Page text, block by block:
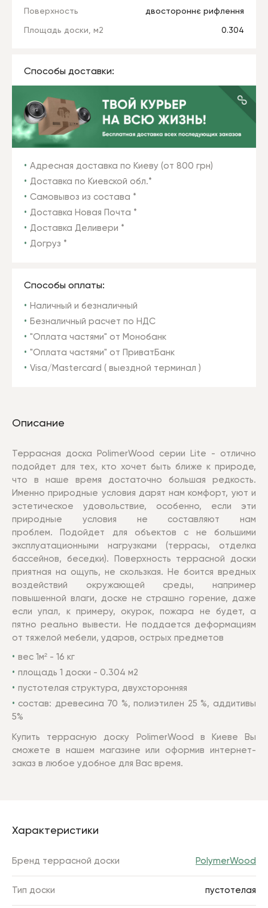
Поверхность двостороннє рифлення
Площадь доски, м2 0.304
Способы доставки:
Адресная доставка по Киеву (от 800 грн)
Доставка по Киевской обл.*
Самовывоз из состава *
Доставка Новая Почта *
Доставка Деливери *
Догруз *
Способы оплаты:
Наличный и безналичный
Безналичный расчет по НДС
"Оплата частями" от Монобанк
"Оплата частями" от ПриватБанк
Visa/Mastercard ( выездной терминал )
Описание
Террасная доска PolimerWood серии Lite - отлично
подойдет для тех, кто хочет быть ближе к природе,
что в наше время достаточно большая редкость.
Именно природные условия дарят нам комфорт, уют и
эстетическое удовольствие, особенно, если эти
природные условия не составляют нам
проблем. Подойдет для объектов с не большими
эксплуатационными нагрузками (террасы, отделка
бассейнов, беседки). Поверхность террасной доски
приятная на ощупь, не скользкая. Не боится вредных
воздействий окружающей среды, например
повышенной влаги, доске не страшно горение, даже
если упал, к примеру, окурок, пожара не будет, а
пятно реально вывести. Не поддается деформациям
от тяжелой мебели, ударов, острых предметов
вес 1м² - 16 кг
площадь 1 доски - 0.304 м2
пустотелая структура, двухсторонняя
состав: древесина 70 %, полиэтилен 25 %, аддитивы
5%
Купить террасную доску PolimerWood в Киеве Вы
сможете в нашем магазине или оформив интернет-
заказ в любое удобное для Вас время.
Характеристики
Бренд террасной доски PolymerWood
Тип доски пустотелая